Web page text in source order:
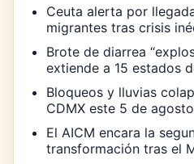
Ceuta alerta por
migrantes tras crisis
Brote de diarrea
extiende a 15 estados
Bloqueos y lluvias
CDMX este 5 de agosto
El AICM encara la
transformación tras el